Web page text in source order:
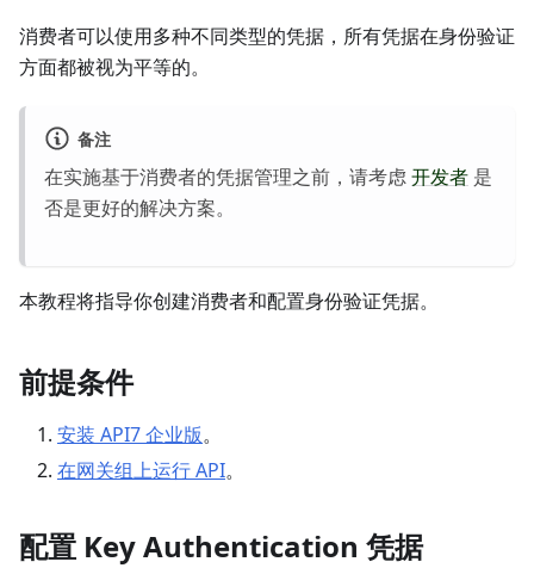
消费者可以使用多种不同类型的凭据，所有凭据在身份验证
方面都被视为平等的。
备注
在实施基于消费者的凭据管理之前，请考虑开发者 是
否是更好的解决方案。
本教程将指导你创建消费者和配置身份验证凭据。
前提条件
安装 API7 企业版。
在网关组上运行 API。
配置 Key Authentication 凭据